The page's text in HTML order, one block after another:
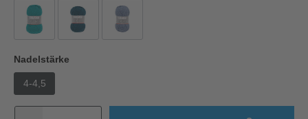
Nadelstärke
4-4,5